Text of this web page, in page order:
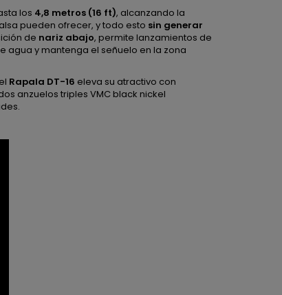
los 4,8 metros (16 ft), alcanzando la
pueden ofrecer, y todo esto sin generar
de nariz abajo, permite lanzamientos de
agua y mantenga el señuelo en la zona
Rapala DT-16 eleva su atractivo con
anzuelos triples VMC black nickel